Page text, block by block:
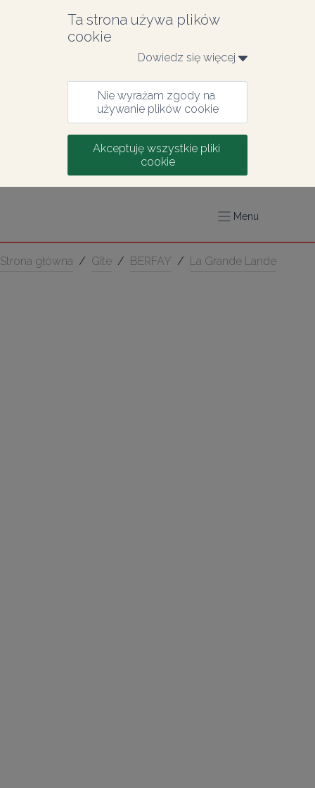
Ta strona używa plików
cookie
Dowiedz się więcej
Nie wyrażam zgody na
używanie plików cookie
Akceptuję wszystkie pliki
cookie
Menu
Strona główna / Gîte / BERFAY / La Grande Lande